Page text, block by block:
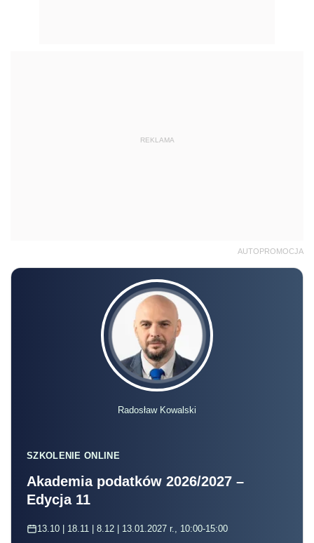
REKLAMA
AUTOPROMOCJA
Radosław Kowalski
SZKOLENIE ONLINE
Akademia podatków 2026/2027 –
Edycja 11
13.10 | 18.11 | 8.12 | 13.01.2027 r., 10:00-15:00